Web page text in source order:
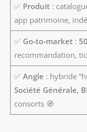
✅ Produit :
app patrimoine,
✅ Go-to-market :
recommandation,
✅Angle : hybride
Société Générale,
consorts 🧭